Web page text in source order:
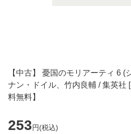
【中古】 憂国のモリアーティ 6 (
ナン・ドイル、竹内良輔 / 集英社
料無料】
253円(税込)